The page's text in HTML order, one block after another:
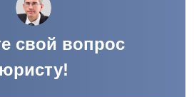
свой вопрос
юристу!